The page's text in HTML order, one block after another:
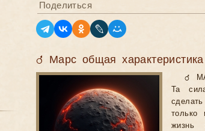
Поделиться
♂ Марс общая характеристика
♂
Та
жизнь